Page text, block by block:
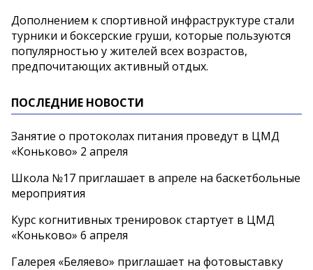
Дополнением к спортивной инфраструктуре стали
турники и боксерские груши, которые пользуются
популярностью у жителей всех возрастов,
предпочитающих активный отдых.
ПОСЛЕДНИЕ НОВОСТИ
Занятие о протоколах питания проведут в ЦМД
«Коньково» 2 апреля
Школа №17 приглашает в апреле на баскетбольные
мероприятия
Курс когнитивных тренировок стартует в ЦМД
«Коньково» 6 апреля
Галерея «Беляево» приглашает на фотовыставку